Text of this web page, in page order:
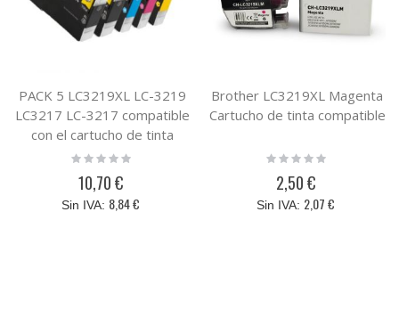
PACK 5 LC3219XL LC-3219
LC3217 LC-3217 compatible
con el cartucho de tinta
original Brother
LC3219XLVALDR
LC3219XLVAL
Rating:
10,70 €
8,84 €
Brother LC3219XL Magenta
Cartucho de tinta compatible
Rating:
2,50 €
2,07 €